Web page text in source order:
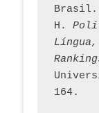
H.
164.